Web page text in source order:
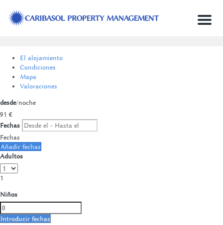
Menu
El alojamiento
Condiciones
Mapa
Valoraciones
desde/noche
91 €
Fechas
Fechas
Añadir fechas
Adultos
1
Niños
Introducir fechas